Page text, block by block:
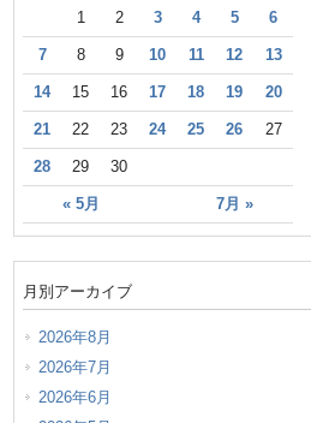
« 5月 7月 »
1 2 3 4 5 6
7 8 9 10 11 12 13
14 15 16 17 18 19 20
21 22 23 24 25 26 27
28 29 30
月別アーカイブ
2026年8月
2026年7月
2026年6月